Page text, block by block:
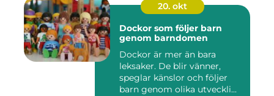
20. okt
Dockor som följer barn
genom barndomen
Dockor är mer än bara
leksaker. De blir vänner,
speglar känslor och följer
barn genom olika utveckli...